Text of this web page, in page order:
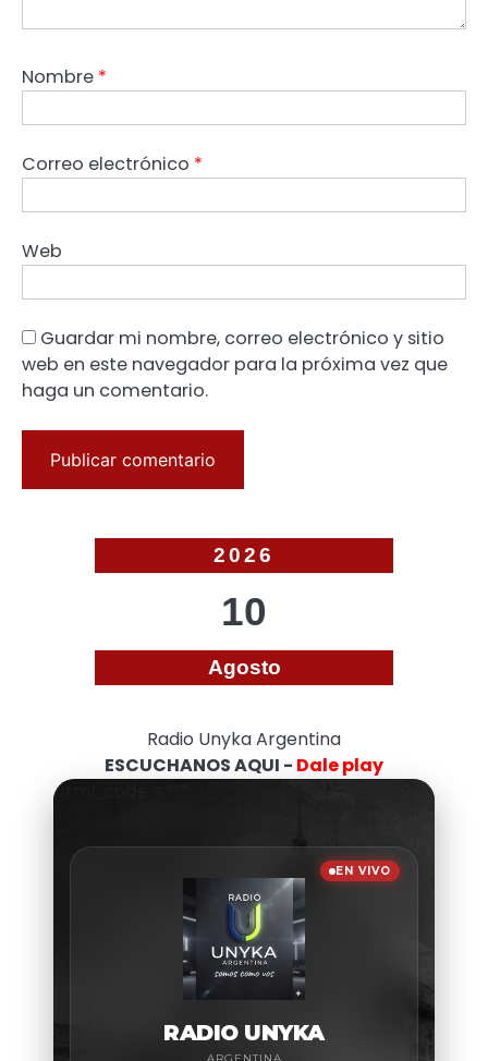
Nombre *
Correo electrónico *
Web
Guardar mi nombre, correo electrónico y sitio
web en este navegador para la próxima vez que
haga un comentario.
2026
10
Agosto
Radio Unyka Argentina
ESCUCHANOS AQUI - Dale play